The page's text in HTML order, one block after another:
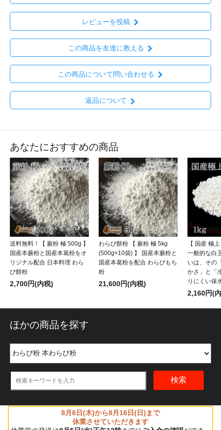
レビューを投稿
この商品を友達に教える
この商品について問い合わせる
返品について
あなたにおすすめの商品
送料無料！【 蕨粉 極 500g 】
国産本蕨粉と国産本葛粉をオ
リジナル配合 日本料理 わら
び餅粉
2,700円(内税)
わらび餅粉 【 蕨粉 極 5kg
(500g×10袋) 】 国産本蕨粉と
国産本葛粉を配合 わらびもち
粉
21,600円(内税)
【 国産 極
一般的な白
いは、その
かさ」と「
りにくい保
2,160円(
ほかの商品を探す
検索
8月6日(木)から8月16日(日)まで
休業させていただきます